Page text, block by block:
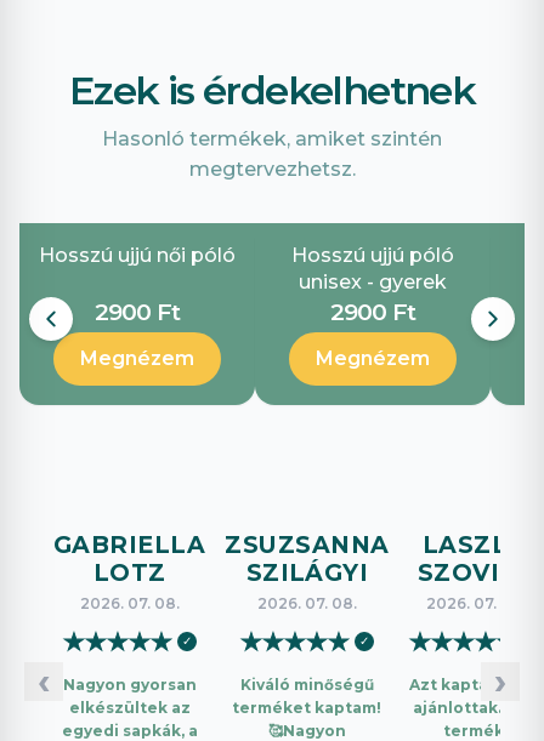
Ezek is érdekelhetnek
Hasonló termékek, amiket szintén
megtervezhetsz.
Hosszú ujjú női póló
2900 Ft
Megnézem
Hosszú ujjú póló
unisex - gyerek
2900 Ft
Megnézem
‹
GABRIELLA
LOTZ
2026. 07. 08.
★★★★★ ✓
Nagyon gyorsan
elkészültek az
egyedi sapkák, a
ZSUZSANNA
SZILÁGYI
2026. 07. 08.
★★★★★ ✓
Kiváló minőségű
terméket kaptam!
🥰Nagyon
LASZLO
SZOVICS
2026. 07. 08.
★★★★★
Azt kaptam amit
ajánlottak. Jó a
termék.
›